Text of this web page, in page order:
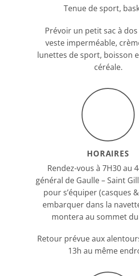
Tenue de sport,
Prévoir un petit sac à
veste imperméable,
lunettes de sport, boisson
céréale.
HORAIRES
Rendez-vous à 7H30 au
général de Gaulle – Saint
pour s’équiper (casques
embarquer dans la
montera au sommet
Retour prévue aux
13h au même